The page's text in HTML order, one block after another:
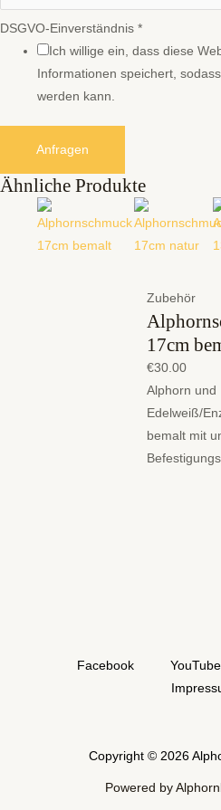
DSGVO-Einverständnis *
Ich willige ein, dass diese
Informationen speichert,
werden kann.
Anfragen
Ähnliche Produkte
Zubehör
17cm
€30.00
Alphorn und
Edelweiß/
bemalt mit
Facebook YouTube
Copyright © 2026
Powered by